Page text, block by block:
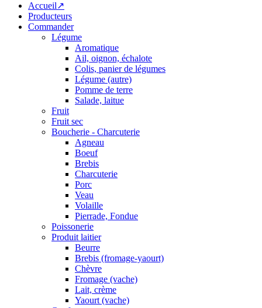
Accueil↗
Producteurs
Commander
Légume
Aromatique
Ail, oignon, échalote
Colis, panier de légumes
Légume (autre)
Pomme de terre
Salade, laitue
Fruit
Fruit sec
Boucherie - Charcuterie
Agneau
Boeuf
Brebis
Charcuterie
Porc
Veau
Volaille
Pierrade, Fondue
Poissonerie
Produit laitier
Beurre
Brebis (fromage-yaourt)
Chèvre
Fromage (vache)
Lait, crème
Yaourt (vache)